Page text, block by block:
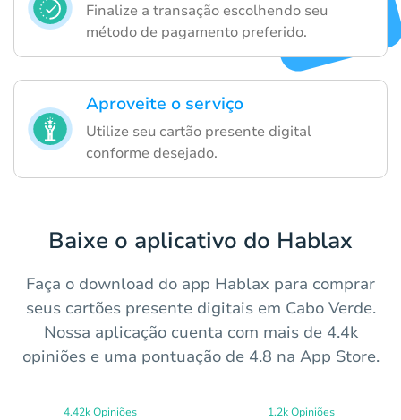
Finalize a transação escolhendo seu
método de pagamento preferido.
Aproveite o serviço
Utilize seu cartão presente digital
conforme desejado.
Baixe o aplicativo do Hablax
Faça o download do app Hablax para comprar
seus cartões presente digitais em Cabo Verde.
Nossa aplicação cuenta com mais de 4.4k
opiniões e uma pontuação de 4.8 na App Store.
4.42k Opiniões 1.2k Opiniões